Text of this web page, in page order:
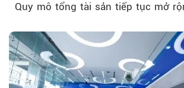
Quy mô tổng tài sản tiếp tục mở